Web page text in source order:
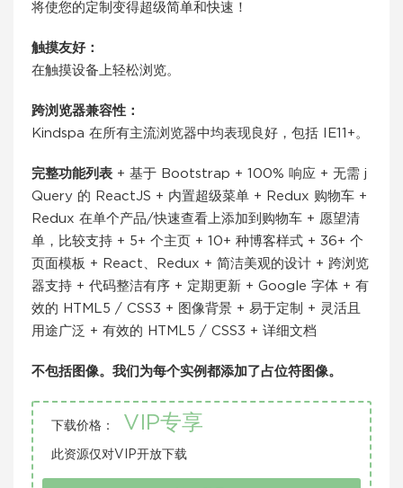
将使您的定制变得超级简单和快速！
触摸友好：
在触摸设备上轻松浏览。
跨浏览器兼容性：
Kindspa 在所有主流浏览器中均表现良好，包括 IE11+。
完整功能列表 + 基于 Bootstrap + 100% 响应 + 无需 j
Query 的 ReactJS + 内置超级菜单 + Redux 购物车 +
Redux 在单个产品/快速查看上添加到购物车 + 愿望清
单，比较支持 + 5+ 个主页 + 10+ 种博客样式 + 36+ 个
页面模板 + React、Redux + 简洁美观的设计 + 跨浏览
器支持 + 代码整洁有序 + 定期更新 + Google 字体 + 有
效的 HTML5 / CSS3 + 图像背景 + 易于定制 + 灵活且
用途广泛 + 有效的 HTML5 / CSS3 + 详细文档
不包括图像。我们为每个实例都添加了占位符图像。
下载价格： VIP专享
此资源仅对VIP开放下载